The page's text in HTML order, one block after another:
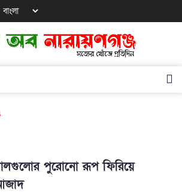
পুরোনো রূপ ফিরিয়ে